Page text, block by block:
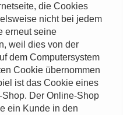
die Cookies
nicht bei jedem
erneut seine
weil dies von der
dem Computersystem
Cookie übernommen
ist das Cookie eines
Der Online-Shop
ein Kunde in den